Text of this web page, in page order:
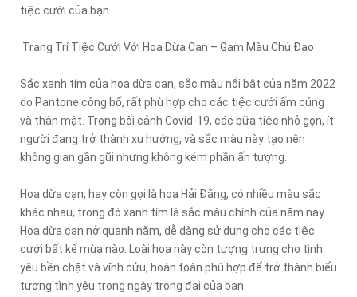
tiệc cưới của bạn.
Trang Trí Tiệc Cưới Với Hoa Dừa Cạn – Gam Màu Chủ Đạo
Sắc xanh tím của hoa dừa cạn, sắc màu nổi bật của năm 2022
do Pantone công bố, rất phù hợp cho các tiệc cưới ấm cúng
và thân mật. Trong bối cảnh Covid-19, các bữa tiệc nhỏ gọn, ít
người đang trở thành xu hướng, và sắc màu này tạo nên
không gian gần gũi nhưng không kém phần ấn tượng.
Hoa dừa cạn, hay còn gọi là hoa Hải Đằng, có nhiều màu sắc
khác nhau, trong đó xanh tím là sắc màu chính của năm nay.
Hoa dừa cạn nở quanh năm, dễ dàng sử dụng cho các tiệc
cưới bất kể mùa nào. Loài hoa này còn tượng trưng cho tình
yêu bền chặt và vĩnh cửu, hoàn toàn phù hợp để trở thành biểu
tượng tình yêu trong ngày trọng đại của bạn.